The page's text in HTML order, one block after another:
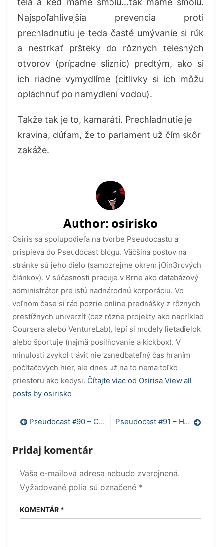
tela a keď máme smolu…tak máme smolu.
Najspoľahlivejšia prevencia proti
prechladnutiu je teda časté umývanie si rúk
a nestrkať pršteky do rôznych telesných
otvorov (prípadne slizníc) predtým, ako si
ich riadne vymydlíme (citlivky si ich môžu
opláchnuť po namydlení vodou).
Takže tak je to, kamaráti. Prechladnutie je
kravina, dúfam, že to parlament už čím skôr
zakáže.
Author: osirisko
Osiris sa spolupodieľa na tvorbe Pseudocastu a
prispieva do Pseudocast blogu. Väčšina postov na
stránke sú jeho dielo (samozrejme okrem jOin3rových
článkov). V súčasnosti pracuje v Brne ako databázový
administrátor pre istú nadnárodnú korporáciu. Vo
voľnom čase si rád pozrie online prednášky z rôznych
prestížnych univerzít (cez rôzne projekty ako napríklad
Coursera alebo VentureLab), lepí si modely lietadielok
alebo športuje (najmä posilňovanie a kickbox). V
minulosti zvykol tráviť nie zanedbateľný čas hraním
počítačových hier, ale dnes už na to nemá toľko
priestoru ako kedysi. Čítajte viac od Osirisa View all
posts by osirisko
Navigácia
v
článku
Pseudocast #90 – Cestovanie časom Pseudocast #91 – Heroín
Pridaj komentár
Vaša e-mailová adresa nebude zverejnená.
Vyžadované polia sú označené *
KOMENTÁR *